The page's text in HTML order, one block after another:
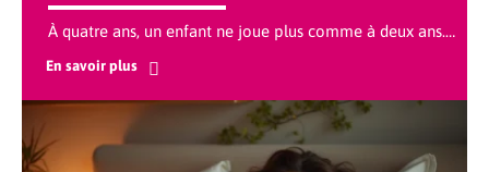
À quatre ans, un enfant ne joue plus comme à deux ans.…
En savoir plus